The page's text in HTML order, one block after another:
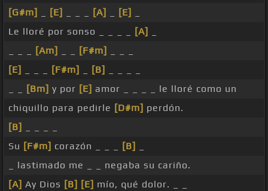
[G#m]
[E] [A] [E]
Le lloré por sonso _ _ _ _
[A]
[Am] [F#m]
[E]
[F#m] [B]
[Bm] y por [E] amor _ _ _ _ le lloré como un
chiquillo para pedirle [D#m] perdón.
[B]
Su [F#m] corazón _ _ _ [B]
_ lastimado me _ _ negaba su cariño.
[A] Ay Dios [B] [E] mío, qué dolor. _ _